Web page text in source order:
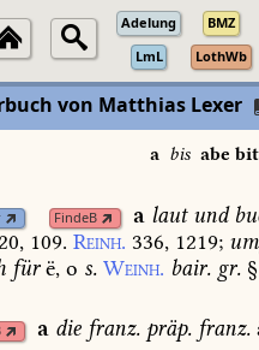
Adelung BMZ
LmL
LothWb
von Matthias Lexer
a bis abe
FindeB a lautund
109. Reinh. 336, 1219;
fürë, o s. Weinh. bair. gr. §
a die franz. präp. franz.